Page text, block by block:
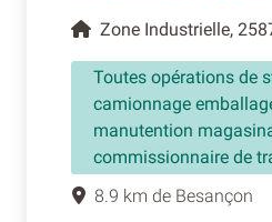
Zone Industrielle,
Toutes opérations de
camionnage
manutention
commissionnaire de
8.9 km de Besançon